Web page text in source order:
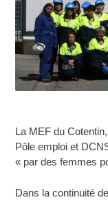
La MEF du
Pôle emploi et
« par des femmes
Dans la continuité